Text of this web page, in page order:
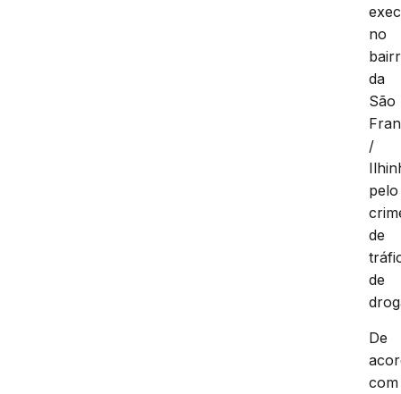
no
da
São
/
pelo
de
de
De
com